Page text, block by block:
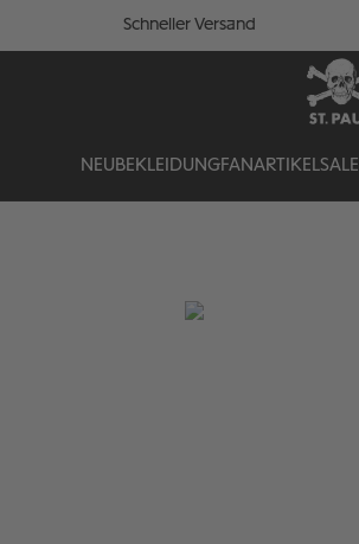
Schneller Versand
NEU BEKLEIDUNGFANARTIKELSALE